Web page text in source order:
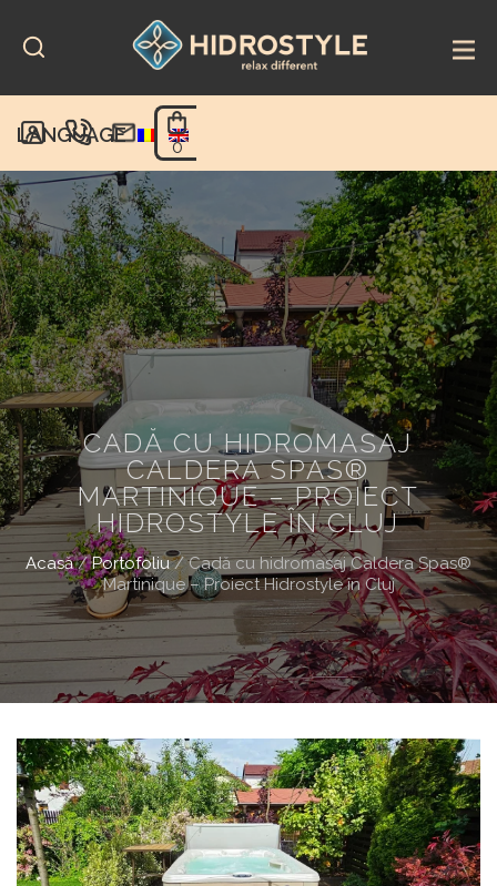
content
LANGUAGE
0
CADĂ CU HIDROMASAJ
CALDERA SPAS®
MARTINIQUE – PROIECT
HIDROSTYLE ÎN CLUJ
Acasă/Portofoliu/Cadă cu hidromasaj Caldera Spas®
Martinique – Proiect Hidrostyle în Cluj